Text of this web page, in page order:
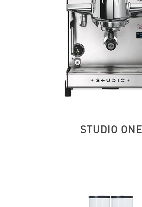
STUDIO ONE